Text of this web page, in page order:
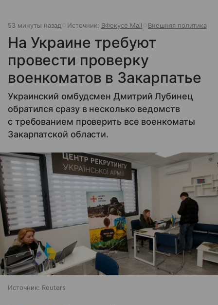
53 минуты назад Источник: ВФокусе Mail Внешняя политика
На Украине требуют
провести проверку
военкоматов в Закарпатье
Украинский омбудсмен Дмитрий Лубинец
обратился сразу в несколько ведомств
с требованием проверить все военкоматы
Закарпатской области.
Источник: Reuters